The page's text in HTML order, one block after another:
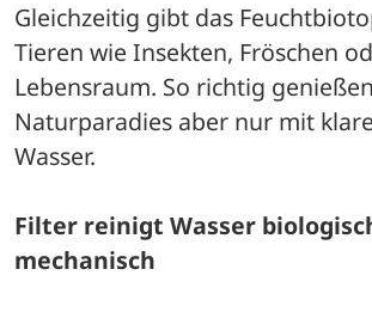
Gleichzeitig gibt das
Tieren wie Insekten, Fröschen
Lebensraum. So richtig
Naturparadies aber nur mit
Wasser.
Filter reinigt Wasser
mechanisch